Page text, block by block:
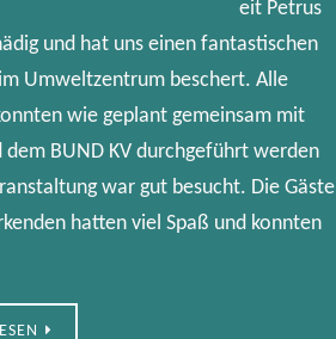
eit Petrus
und hat uns einen fantastischen
Umweltzentrum beschert. Alle
wie geplant gemeinsam mit
dem BUND KV durchgeführt werden
war gut besucht. Die Gäste
hatten viel Spaß und konnten